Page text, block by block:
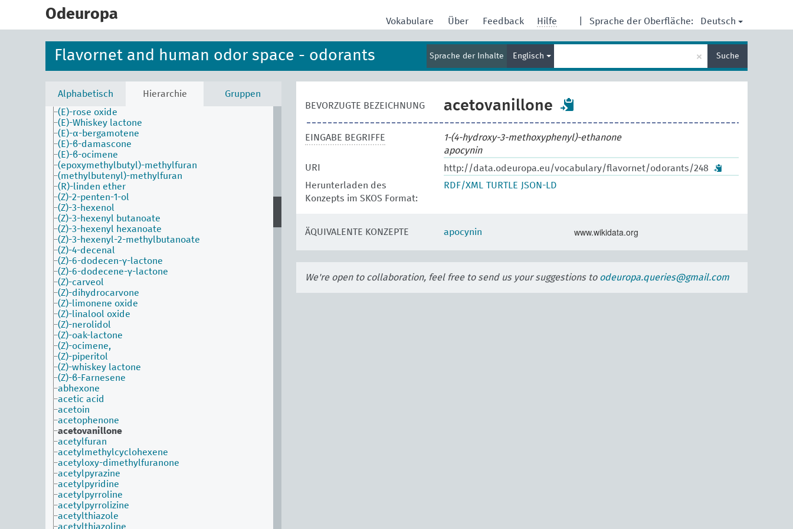
Odeuropa Sprache der Oberfläche: Deutsch
Vokabulare Über Feedback Hilfe
Flavornet and human odor space - odorants Sprache der Inhalte Englisch × Suche
Alphabetisch Hierarchie Gruppen
(E)-carveol
(E)-cinnamaldehyde
(E)-isoelemicin
(E)-isoeugenol
(E)-limonene oxide
(E)-linalool oxide
(E)-oak lactone
(E)-p-mentha-2,8-dien-1-ol
(E)-rose oxide
(E)-Whiskey lactone
(E)-α-bergamotene
(E)-β-damascone
(E)-β-ocimene
(epoxymethylbutyl)-methylfuran
(methylbutenyl)-methylfuran
(R)-linden ether
(Z)-2-penten-1-ol
(Z)-3-hexenol
(Z)-3-hexenyl butanoate
(Z)-3-hexenyl hexanoate
(Z)-3-hexenyl-2-methylbutanoate
(Z)-4-decenal
(Z)-6-dodecen-γ-lactone
(Z)-6-dodecene-γ-lactone
(Z)-carveol
(Z)-dihydrocarvone
(Z)-limonene oxide
(Z)-linalool oxide
(Z)-nerolidol
(Z)-oak-lactone
(Z)-ocimene,
(Z)-piperitol
(Z)-whiskey lactone
(Z)-β-Farnesene
abhexone
acetic acid
acetoin
acetophenone
acetovanillone
acetylfuran
acetylmethylcyclohexene
acetyloxy-dimethylfuranone
acetylpyrazine
acetylpyridine
acetylpyrroline
acetylpyrrolizine
acetylthiazole
acetylthiazoline
BEVORZUGTE BEZEICHNUNG acetovanillone
EINGABE BEGRIFFE
1-(4-hydroxy-3-methoxyphenyl)-ethanone
apocynin
URI
http://data.odeuropa.eu/vocabulary/flavornet/odorants/248
Herunterladen des
Konzepts im SKOS Format:
RDF/XML TURTLE JSON-LD
ÄQUIVALENTE KONZEPTE apocynin www.wikidata.org
We're open to collaboration, feel free to send us your suggestions to odeuropa.queries@gmail.com